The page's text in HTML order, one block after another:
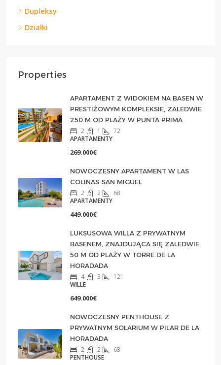
Dupleksy
Działki
Properties
APARTAMENT Z WIDOKIEM NA BASEN W
PRESTIŻOWYM KOMPLEKSIE, ZALEDWIE
250 M OD PLAŻY W PUNTA PRIMA
2 1
72
APARTAMENTY
269.000€
NOWOCZESNY APARTAMENT W LAS
COLINAS-SAN MIGUEL
2 2
68
APARTAMENTY
449.000€
LUKSUSOWA WILLA Z PRYWATNYM
BASENEM, ZNAJDUJĄCA SIĘ ZALEDWIE
50 M OD PLAŻY W TORRE DE LA
HORADADA
4 3
121
WILLE
649.000€
NOWOCZESNY PENTHOUSE Z
PRYWATNYM SOLARIUM W PILAR DE LA
HORADADA
2 2
68
PENTHOUSE